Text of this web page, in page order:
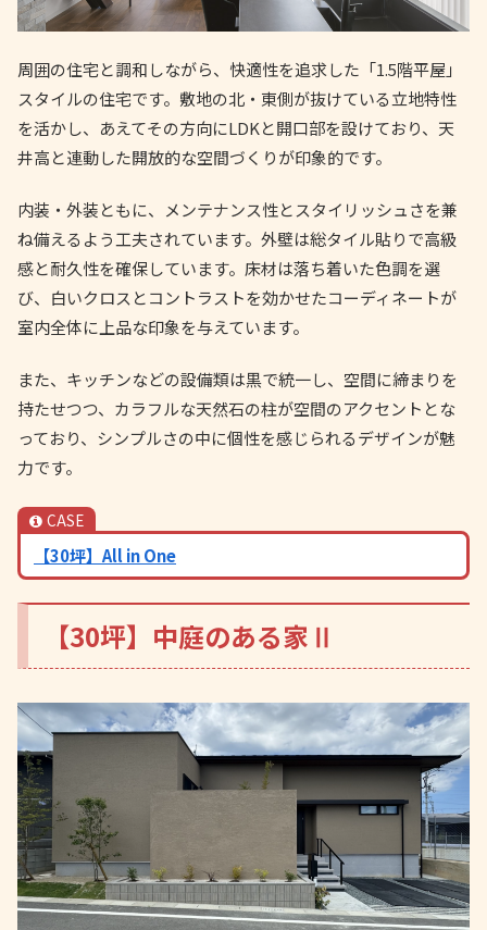
周囲の住宅と調和しながら、快適性を追求した「1.5階平屋」
スタイルの住宅です。敷地の北・東側が抜けている立地特性
を活かし、あえてその方向にLDKと開口部を設けており、天
井高と連動した開放的な空間づくりが印象的です。
内装・外装ともに、メンテナンス性とスタイリッシュさを兼
ね備えるよう工夫されています。外壁は総タイル貼りで高級
感と耐久性を確保しています。床材は落ち着いた色調を選
び、白いクロスとコントラストを効かせたコーディネートが
室内全体に上品な印象を与えています。
また、キッチンなどの設備類は黒で統一し、空間に締まりを
持たせつつ、カラフルな天然石の柱が空間のアクセントとな
っており、シンプルさの中に個性を感じられるデザインが魅
力です。
CASE
【30坪】All in One
【30坪】中庭のある家Ⅱ